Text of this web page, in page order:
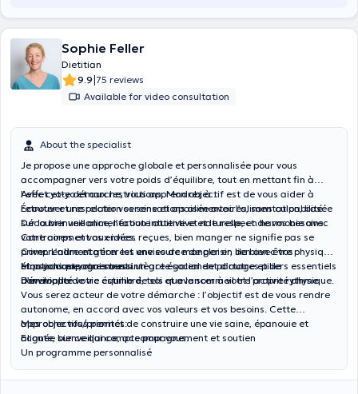
Sophie Feller
Dietitian
9.9|75 reviews
Available for video consultation
About the specialist
Je propose une approche globale et personnalisée pour vous
accompagner vers votre poids d’équilibre, tout en mettant fin à
l’effet yo-yo et aux restrictions. Mon objectif est de vous aider à
retrouver une relation sereine et apaisée avec l’alimentation, basée
sur la bienveillance, l’écoute attentive et le respect de vos besoins.
Avec cette démarche, vous apprendrez à :
Écouter et respecter vos sensations alimentaires, sans culpabilité.
Découvrir une alimentation intuitive et naturelle, en harmonie avec
votre corps et vos envies.
Comprendre et gérer les envies de manger en lien avec vos
émotions et votre stress.
Développer votre estime de soi et avancer à votre propre rythme.
Contrairement aux idées reçues, bien manger ne signifie pas se
priver. L’alimentation est une source de plaisir, de bien-être physique
et psychique, mais aussi un acte social de partage et de
convivialité.
Mon accompagnement intègre également d’autres piliers essentiels
d’un mode de vie équilibré, tels que le sommeil et l’activité physique.
Vous serez acteur de votre démarche : l’objectif est de vous rendre
autonome, en accord avec vos valeurs et vos besoins. Cette
approche vous permet de construire une vie saine, épanouie et
alignée sur ce qui compte pour vous.
Mes objectifs/priorités:
Ecoute, bienveillance, accompagnement et soutien
Un programme personnalisé
Décoder les envies de manger émotionnelles et mieux les